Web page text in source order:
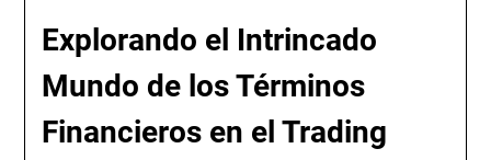
Explorando el Intrincado
Mundo de los Términos
Financieros en el Trading